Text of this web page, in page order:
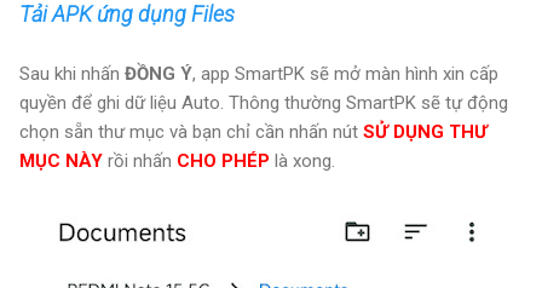
Tải APK ứng dụng Files
Sau khi nhấn ĐỒNG Ý, app SmartPK sẽ mở màn hình xin cấp
quyền để ghi dữ liệu Auto. Thông thường SmartPK sẽ tự động
chọn sẵn thư mục và bạn chỉ cần nhấn nút SỬ DỤNG THƯ
MỤC NÀY rồi nhấn CHO PHÉP là xong.